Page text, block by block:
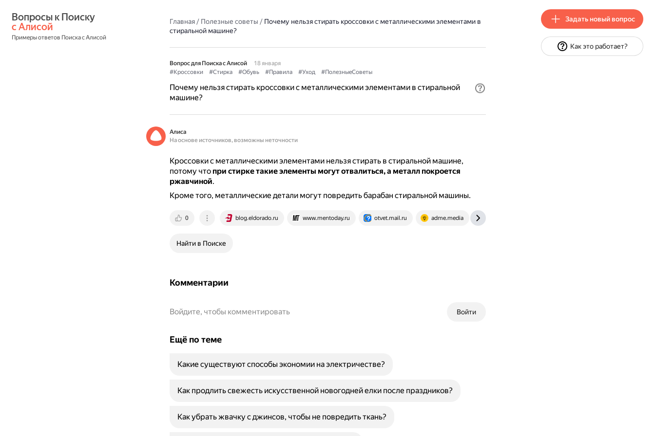
с Алисой
Примеры ответов Поиска с Алисой
Главная/ Полезные советы / Почему нельзя стирать кроссовки с металлическими элементами в
стиральной машине?
Вопрос для Поиска с Алисой
18 января
#Кроссовки
#Стирка #Обувь #Правила #Уход #ПолезныеСоветы
Почему нельзя стирать кроссовки с металлическими элементами в стиральной
машине?
Алиса
На основе источников, возможны неточности
Кроссовки с металлическими элементами нельзя стирать в стиральной машине,
потому что при стирке такие элементы могут отвалиться, а металл покроется
ржавчиной.
Кроме того, металлические детали могут повредить барабан стиральной машины.
0 blog.eldorado.ru www.mentoday.ru otvet.mail.ru adme.media
Найти в Поиске
Комментарии
Войти
Войдите, чтобы комментировать
Ещё по теме
Какие существуют способы экономии на электричестве?
Как продлить свежесть искусственной новогодней елки после праздников?
Как убрать жвачку с джинсов, чтобы не повредить ткань?
Задать новый вопрос
Как это работает?